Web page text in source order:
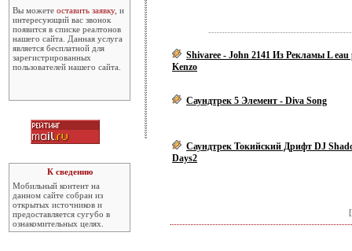
Вы можете оставить заявку, и
интересующий вас звонок
появится в списке реалтонов
нашего сайта. Данная услуга
является бесплатной для
зарегистрированных
пользователей нашего сайта.
К сведению
Мобильный контент на
данном сайте собран из
открытых источников и
предоставляется сугубо в
ознакомительных целях.
Shivaree - John 2141 Из Рекламы L eau
Kenzo
Саундтрек 5 Элемент - Diva Song
Саундтрек Токийский Дрифт DJ
Days2
[